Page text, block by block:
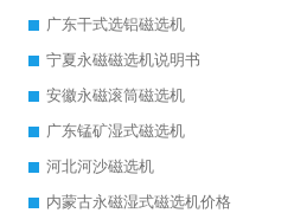
广东干式选铝磁选机
宁夏永磁磁选机说明书
安徽永磁滚筒磁选机
广东锰矿湿式磁选机
河北河沙磁选机
内蒙古永磁湿式磁选机价格